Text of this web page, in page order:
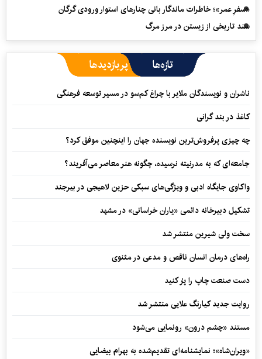
«سفرِ عمر»؛ خاطرات ماندگار بانی چنارهای استوار ورودی گرگان
سند تاریخی از زیستن در مرز مرگ
تازه‌ها پربازدیدها
ناشران و نویسندگان ملایر با چراغ کم‌سو در مسیر توسعه فرهنگی
کاغذ در بند گرانی
چه چیزی پرفروش‌ترین نویسنده جهان را اینچنین موفق کرد؟
جامعه‌ای که به مدرنیته نرسیده، چگونه هنر معاصر می‌آفریند؟
واکاوی جایگاه ادبی و ویژگی‌های سبکی حزین لاهیجی در بیرجند
تشکیل دبیرخانه دائمی «یاران خراسانی» در مشهد
سخت ولی شیرین منتشر شد
راه‌های درمان انسان ناقص و مدعی در مثنوی
دست صنعت چاپ را پرُ کنید
روایت جدید کیارنگ علایی منتشر شد
مستند «چشم درون» رونمایی می‌شود
«ویران‌شاه»؛ نمایشنامه‌ای تقدیم‌شده به بهرام بیضایی